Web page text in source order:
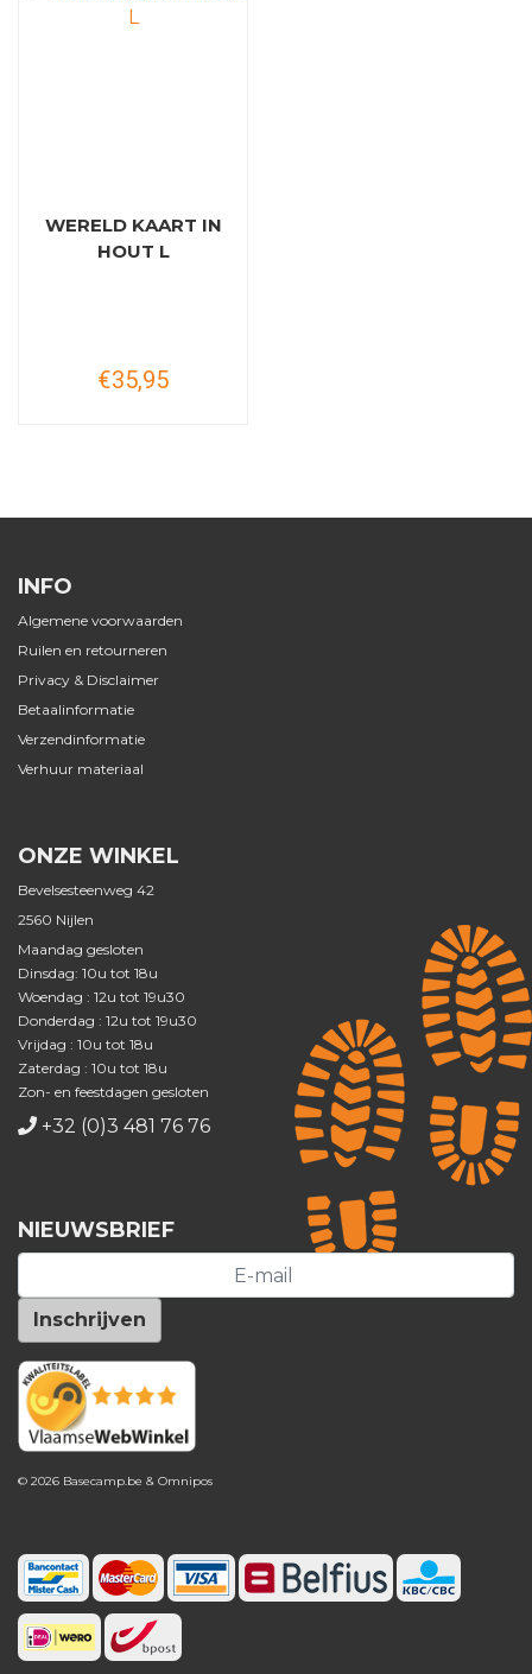
WERELD KAART IN
HOUT L
€35,95
INFO
Algemene voorwaarden
Ruilen en retourneren
Privacy & Disclaimer
Betaalinformatie
Verzendinformatie
Verhuur materiaal
ONZE WINKEL
Bevelsesteenweg 42
2560 Nijlen
Maandag gesloten
Dinsdag: 10u tot 18u
Woendag : 12u tot 19u30
Donderdag : 12u tot 19u30
Vrijdag : 10u tot 18u
Zaterdag : 10u tot 18u
Zon- en feestdagen gesloten
+32 (0)3 481 76 76
NIEUWSBRIEF
© 2026 Basecamp.be & Omnipos